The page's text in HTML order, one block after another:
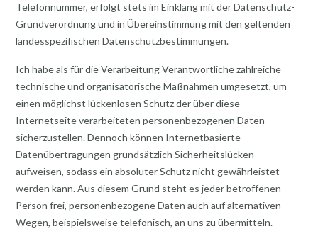
Telefonnummer, erfolgt stets im Einklang mit der Datenschutz-
Grundverordnung und in Übereinstimmung mit den geltenden
landesspezifischen Datenschutzbestimmungen.
Ich habe als für die Verarbeitung Verantwortliche zahlreiche
technische und organisatorische Maßnahmen umgesetzt, um
einen möglichst lückenlosen Schutz der über diese
Internetseite verarbeiteten personenbezogenen Daten
sicherzustellen. Dennoch können Internetbasierte
Datenübertragungen grundsätzlich Sicherheitslücken
aufweisen, sodass ein absoluter Schutz nicht gewährleistet
werden kann. Aus diesem Grund steht es jeder betroffenen
Person frei, personenbezogene Daten auch auf alternativen
Wegen, beispielsweise telefonisch, an uns zu übermitteln.